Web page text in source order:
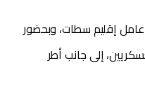
إقليم سطات، وبحضور
إلى جانب أطر